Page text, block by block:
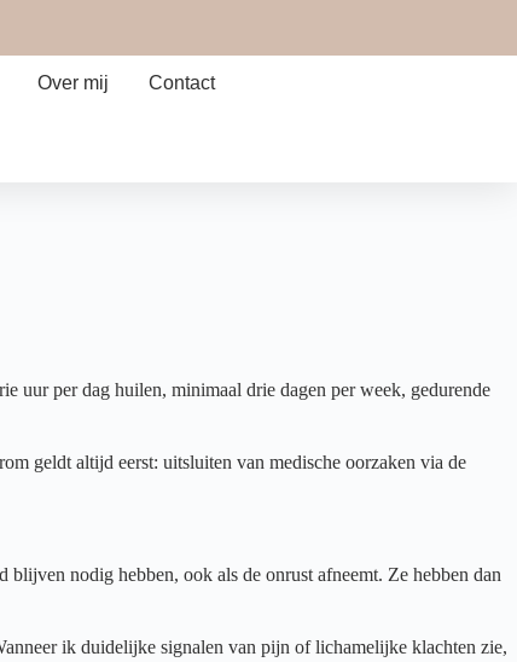
Over mij Contact
uur per dag huilen, minimaal drie dagen per week, gedurende
geldt altijd eerst: uitsluiten van medische oorzaken via de
nodig hebben, ook als de onrust afneemt. Ze hebben dan
ik duidelijke signalen van pijn of lichamelijke klachten zie,